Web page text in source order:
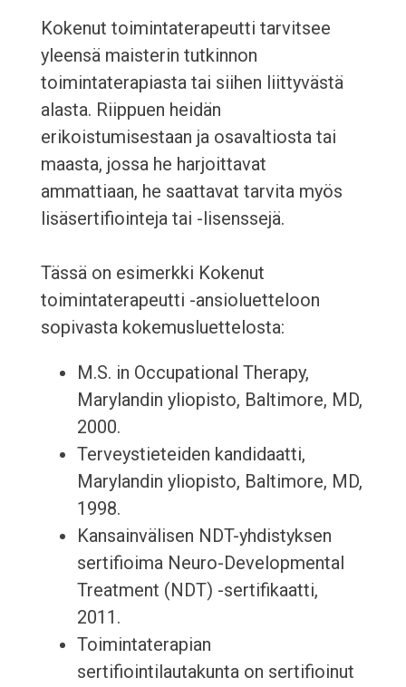
Kokenut toimintaterapeutti tarvitsee
yleensä maisterin tutkinnon
toimintaterapiasta tai siihen liittyvästä
alasta. Riippuen heidän
erikoistumisestaan ja osavaltiosta tai
maasta, jossa he harjoittavat
ammattiaan, he saattavat tarvita myös
lisäsertifiointeja tai -lisenssejä.
Tässä on esimerkki Kokenut
toimintaterapeutti -ansioluetteloon
sopivasta kokemusluettelosta:
M.S. in Occupational Therapy,
Marylandin yliopisto, Baltimore, MD,
2000.
Terveystieteiden kandidaatti,
Marylandin yliopisto, Baltimore, MD,
1998.
Kansainvälisen NDT-yhdistyksen
sertifioima Neuro-Developmental
Treatment (NDT) -sertifikaatti,
2011.
Toimintaterapian
sertifiointilautakunta on sertifioinut